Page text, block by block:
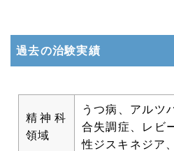
過去の治験実績
精神科
領域
うつ病、アルツ
合失調症、レビ
性ジスキネジア、